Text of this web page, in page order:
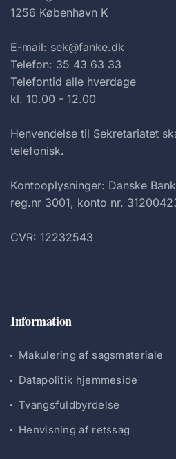
1256 København K
E-mail: sek@fanke.dk
Telefon: 35 43 63 33
Telefontid alle hverdage
kl. 10.00 - 12.00
Henvendelse til Sekretariatet
telefonisk.
Kontooplysninger: Danske
reg.nr 3001, konto nr.
CVR: 12232543
Information
Makulering af sagsmateriale
Datapolitik hjemmeside
Tvangsfuldbyrdelse
Henvisning af retssag